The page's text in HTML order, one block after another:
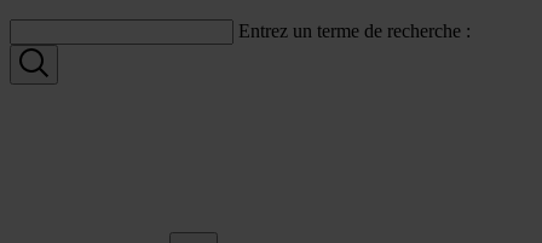
Entrez un terme de recherche :